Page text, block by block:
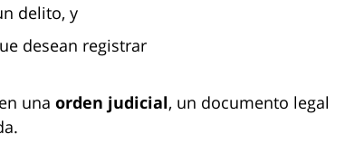
delito, y
desean registrar
una orden judicial, un documento legal